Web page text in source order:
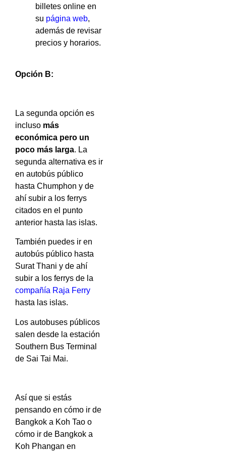
billetes online en
su página web,
además de revisar
precios y horarios.
Opción B:
La segunda opción es
incluso más
económica pero un
poco más larga. La
segunda alternativa es ir
en autobús público
hasta Chumphon y de
ahí subir a los ferrys
citados en el punto
anterior hasta las islas.
También puedes ir en
autobús público hasta
Surat Thani y de ahí
subir a los ferrys de la
compañía Raja Ferry
hasta las islas.
Los autobuses públicos
salen desde la estación
Southern Bus Terminal
de Sai Tai Mai.
Así que si estás
pensando en cómo ir de
Bangkok a Koh Tao o
cómo ir de Bangkok a
Koh Phangan en